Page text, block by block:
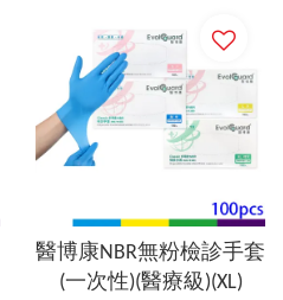
醫博康NBR無粉檢診手套
(一次性)(醫療級)(XL)